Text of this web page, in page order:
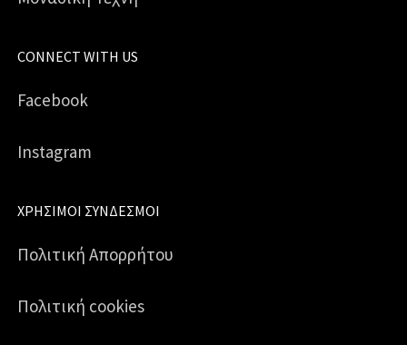
CONNECT WITH US
Facebook
Instagram
ΧΡΉΣΙΜΟΙ ΣΎΝΔΕΣΜΟΙ
Πολιτική Απορρήτου
Πολιτική cookies